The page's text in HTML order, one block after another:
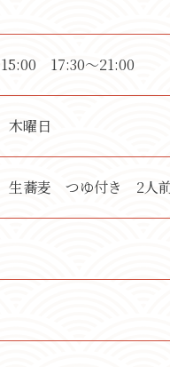
15:00 17:30～21:00
木曜日
生蕎麦 つゆ付き 2